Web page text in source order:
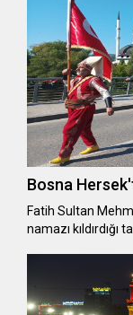
Bosna
Fatih Sultan
namazı kıldırdığı